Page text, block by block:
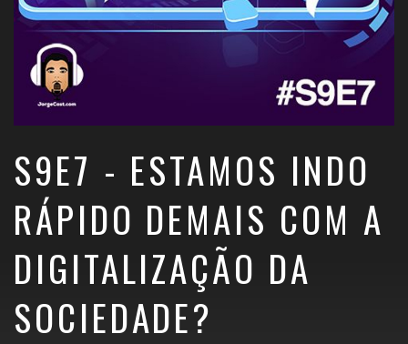
S9E7 - ESTAMOS INDO
RÁPIDO DEMAIS COM A
DIGITALIZAÇÃO DA
SOCIEDADE?